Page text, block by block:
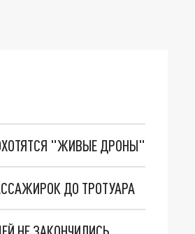
"ЖИВЫЕ ДРОНЫ"
ДО ТРОТУАРА